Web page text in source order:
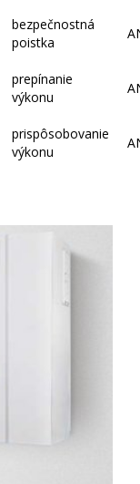
bezpečnostná
poistka
prepínanie
výkonu
prispôsobovanie
výkonu